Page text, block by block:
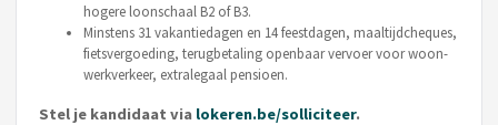
hogere loonschaal B2 of B3.
Minstens 31 vakantiedagen en 14 feestdagen, maaltijdcheques,
fietsvergoeding, terugbetaling openbaar vervoer voor woon-
werkverkeer, extralegaal pensioen.
Stel je kandidaat via lokeren.be/solliciteer.